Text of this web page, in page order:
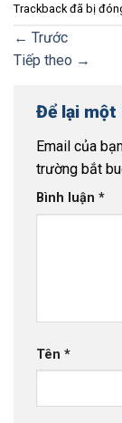
Trackback đã bị
← Trước
Tiếp theo →
Để lại một
Email của
trường bắt
Bình luận *
Tên *